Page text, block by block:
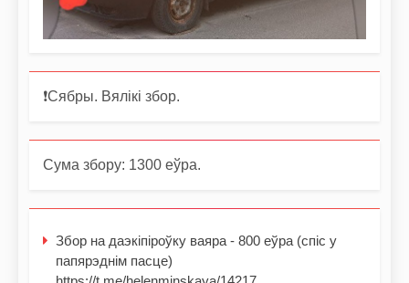
❗️Сябры. Вялікі збор.
Сума збору: 1300 еўра.
Збор на даэкіпіроўку ваяра - 800 еўра (спіс у
папярэднім пасце)